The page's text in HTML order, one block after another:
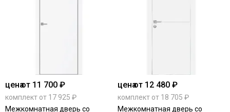
ценаот 11 700 ₽
комплект от 17 925 ₽
Межкомнатная дверь со
ценаот 12 480 ₽
комплект от 18 705 ₽
Межкомнатная дверь со